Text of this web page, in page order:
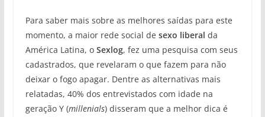
Para saber mais sobre as melhores saídas para este
momento, a maior rede social de sexo liberal da
América Latina, oSexlog, fez uma pesquisa com seus
cadastrados, que revelaram o que fazem para não
deixar o fogo apagar. Dentre as alternativas mais
relatadas, 40% dos entrevistados com idade na
geração Y (millenials) disseram que a melhor dica é